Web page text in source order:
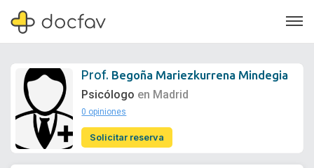
Soporte
Prof. Begoña Mariezkurrena Mindegia
Psicólogo en Madrid
0 opiniones
Solicitar reserva